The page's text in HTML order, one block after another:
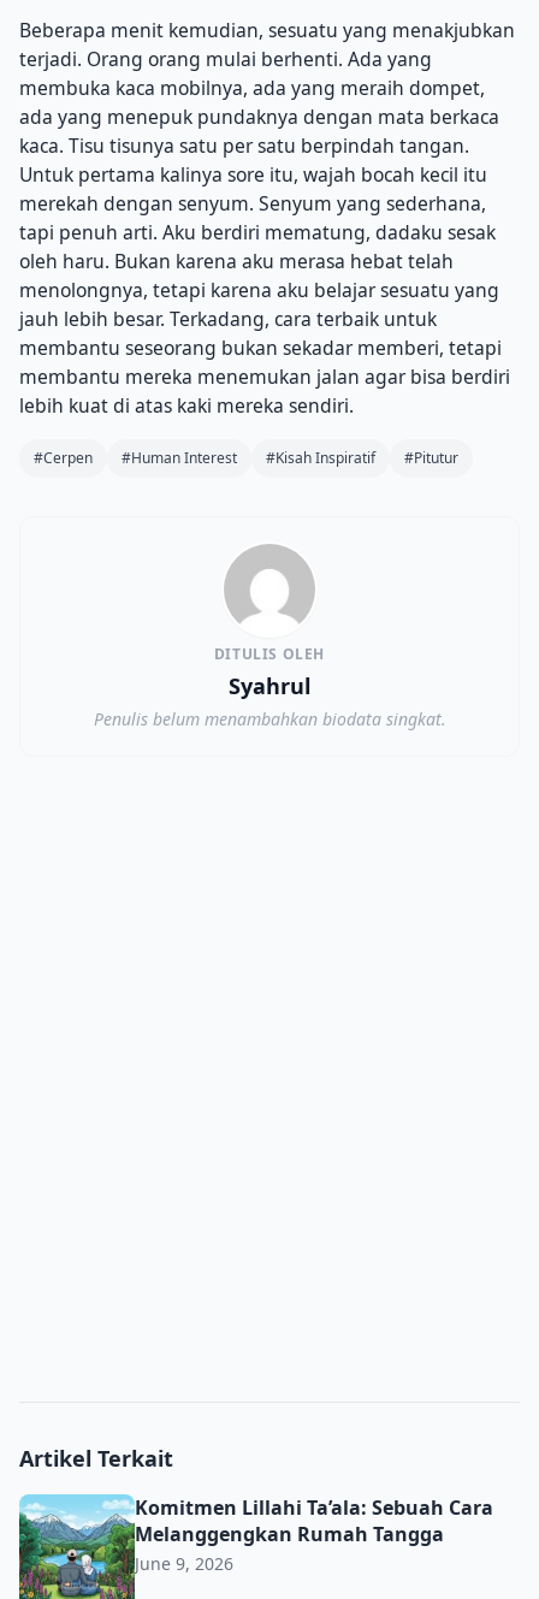
Beberapa menit kemudian, sesuatu yang menakjubkan
terjadi. Orang orang mulai berhenti. Ada yang
membuka kaca mobilnya, ada yang meraih dompet,
ada yang menepuk pundaknya dengan mata berkaca
kaca. Tisu tisunya satu per satu berpindah tangan.
Untuk pertama kalinya sore itu, wajah bocah kecil itu
merekah dengan senyum. Senyum yang sederhana,
tapi penuh arti. Aku berdiri mematung, dadaku sesak
oleh haru. Bukan karena aku merasa hebat telah
menolongnya, tetapi karena aku belajar sesuatu yang
jauh lebih besar. Terkadang, cara terbaik untuk
membantu seseorang bukan sekadar memberi, tetapi
membantu mereka menemukan jalan agar bisa berdiri
lebih kuat di atas kaki mereka sendiri.
#Cerpen #Human Interest #Kisah Inspiratif #Pitutur
DITULIS OLEH
Syahrul
Penulis belum menambahkan biodata singkat.
Artikel Terkait
Komitmen Lillahi Ta’ala: Sebuah Cara Melanggengkan
Komitmen Lillahi Ta’ala: Sebuah Cara
Melanggengkan Rumah Tangga
June 9, 2026